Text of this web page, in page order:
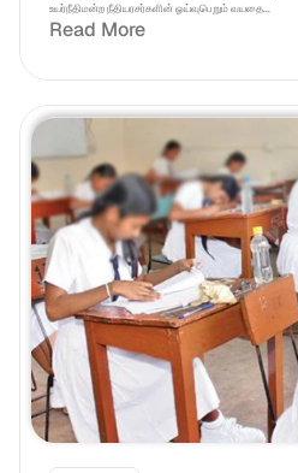
உயர்நீதிமன்ற நீதியரசர்களின் ஓய்வுபெறும் வயதை...
Read More